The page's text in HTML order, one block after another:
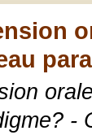
-